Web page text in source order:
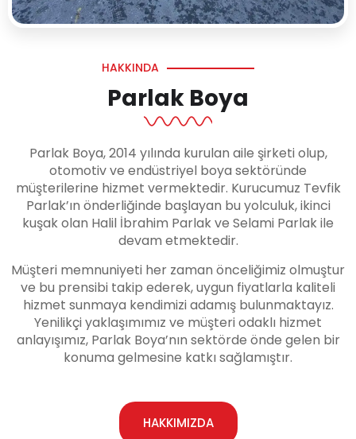
HAKKINDA
Parlak Boya
Parlak Boya, 2014 yılında kurulan aile şirketi olup,
otomotiv ve endüstriyel boya sektöründe
müşterilerine hizmet vermektedir. Kurucumuz Tevfik
Parlak’ın önderliğinde başlayan bu yolculuk, ikinci
kuşak olan Halil İbrahim Parlak ve Selami Parlak ile
devam etmektedir.
Müşteri memnuniyeti her zaman önceliğimiz olmuştur
ve bu prensibi takip ederek, uygun fiyatlarla kaliteli
hizmet sunmaya kendimizi adamış bulunmaktayız.
Yenilikçi yaklaşımımız ve müşteri odaklı hizmet
anlayışımız, Parlak Boya’nın sektörde önde gelen bir
konuma gelmesine katkı sağlamıştır.
HAKKIMIZDA